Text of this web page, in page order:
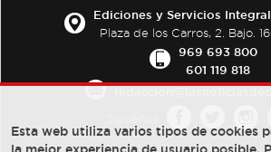
Ediciones y Servicios
Plaza de los Carros, 2. Bajo.
969 693 800
601 119 818
Esta web utiliza varios tipos de cookies